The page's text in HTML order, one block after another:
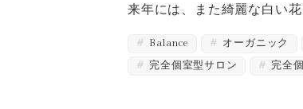
来年には、また綺麗な白い
Balance オーガニック
完全個室型サロン
完全